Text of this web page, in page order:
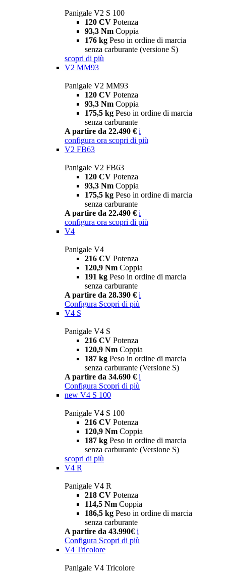
Panigale V2 S 100
120 CV Potenza
93,3 Nm Coppia
176 kg Peso in ordine di marcia
senza carburante (versione S)
scopri di più
V2 MM93
Panigale V2 MM93
120 CV Potenza
93,3 Nm Coppia
175,5 kg Peso in ordine di marcia
senza carburante
A partire da 22.490 € i
configura ora scopri di più
V2 FB63
Panigale V2 FB63
120 CV Potenza
93,3 Nm Coppia
175,5 kg Peso in ordine di marcia
senza carburante
A partire da 22.490 € i
configura ora scopri di più
V4
Panigale V4
216 CV Potenza
120,9 Nm Coppia
191 kg Peso in ordine di marcia
senza carburante
A partire da 28.390 € i
Configura Scopri di più
V4 S
Panigale V4 S
216 CV Potenza
120,9 Nm Coppia
187 kg Peso in ordine di marcia
senza carburante (Versione S)
A partire da 34.690 € i
Configura Scopri di più
new V4 S 100
Panigale V4 S 100
216 CV Potenza
120,9 Nm Coppia
187 kg Peso in ordine di marcia
senza carburante (Versione S)
scopri di più
V4 R
Panigale V4 R
218 CV Potenza
114,5 Nm Coppia
186,5 kg Peso in ordine di marcia
senza carburante
A partire da 43.990€ i
Configura Scopri di più
V4 Tricolore
Panigale V4 Tricolore